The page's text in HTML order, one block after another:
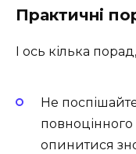
Практичні
І ось кілька
Не
повноцінного
опинитися